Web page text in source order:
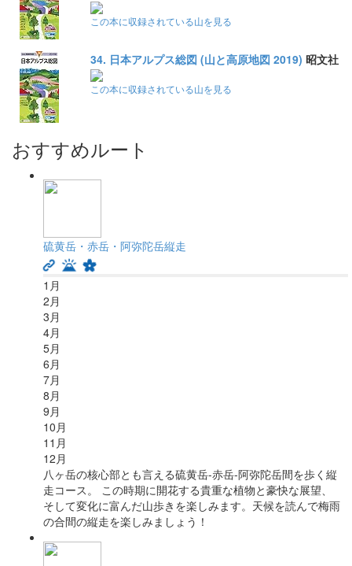
この本に収録されている山を見る
34. 日本アルプス総図 (山と高原地図 2019) 昭文社
この本に収録されている山を見る
おすすめルート
硫黄岳・赤岳・阿弥陀岳縦走
1 月
2 月
3 月
4月
5月
6 月
7月
8 月
9 月
10 月
11 月
12 月
八ヶ岳の核心部とも言える硫黄岳-赤岳-阿弥陀岳間を歩く縦
走コース。 この時期に開花する貴重な植物と豪快な展望、
そして変化に富んだ山歩きを楽しみます。天候を読んで梅雨
の合間の縦走を楽しみましょう！